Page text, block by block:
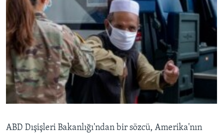
ABD Dışişleri Bakanlığı'ndan bir sözcü, Amerika'nın